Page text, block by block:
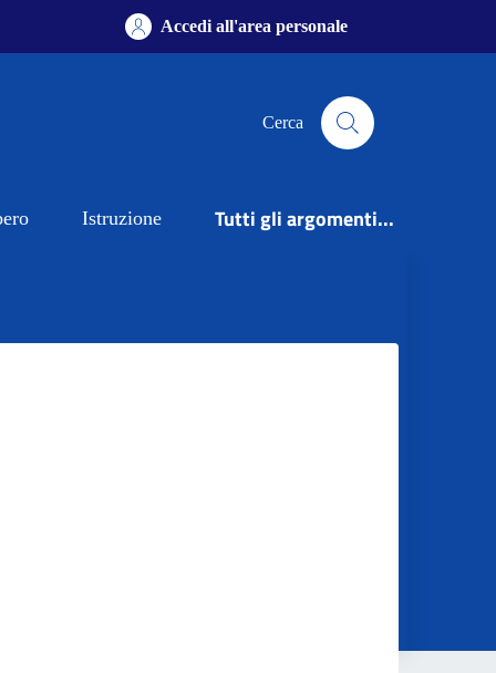
Accedi all'area personale
Cerca
Istruzione Tutti gli argomenti...